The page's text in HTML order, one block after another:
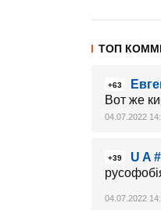
ТОП
+63
Вот же
04.07.2022
+39
U A
04.07.2022